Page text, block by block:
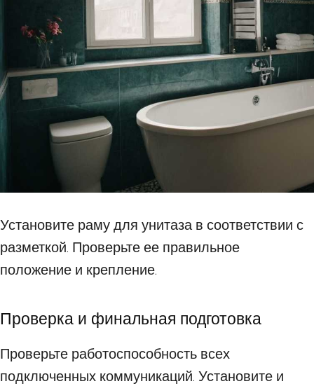
Установите раму для унитаза в соответствии с
разметкой. Проверьте ее правильное
положение и крепление.
Проверка и финальная подготовка
Проверьте работоспособность всех
подключенных коммуникаций. Установите и